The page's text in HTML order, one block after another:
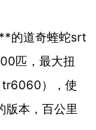
的道奇蝰蛇srt
匹，最大扭
tr6060），使
版本，百公里